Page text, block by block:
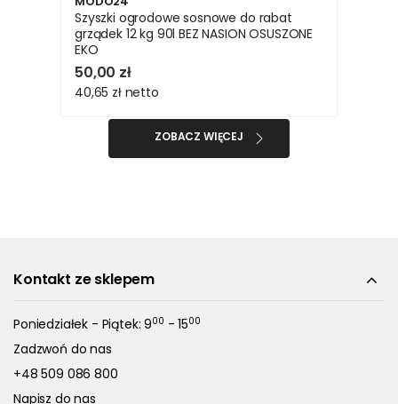
Szyszki ogrodowe sosnowe do rabat
grządek 12 kg 90l BEZ NASION OSUSZONE
EKO
50,00 zł
40,65 zł netto
ZOBACZ WIĘCEJ
Kontakt ze sklepem
Poniedziałek - Piątek: 900 - 1500
Zadzwoń do nas
+48 509 086 800
Napisz do nas